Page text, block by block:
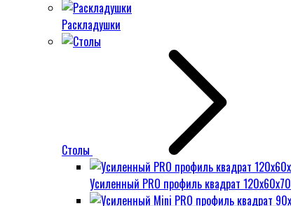
Раскладушки
Столы
Усиленный PRO профиль квадрат 120х60х70